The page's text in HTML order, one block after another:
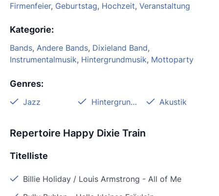
Firmenfeier, Geburtstag, Hochzeit, Veranstaltung
Kategorie:
Bands, Andere Bands, Dixieland Band,
Instrumentalmusik, Hintergrundmusik, Mottoparty
Genres:
Jazz Hintergrundmusik Akustik
Repertoire Happy Dixie Train
Titelliste
Billie Holiday / Louis Armstrong -All of Me